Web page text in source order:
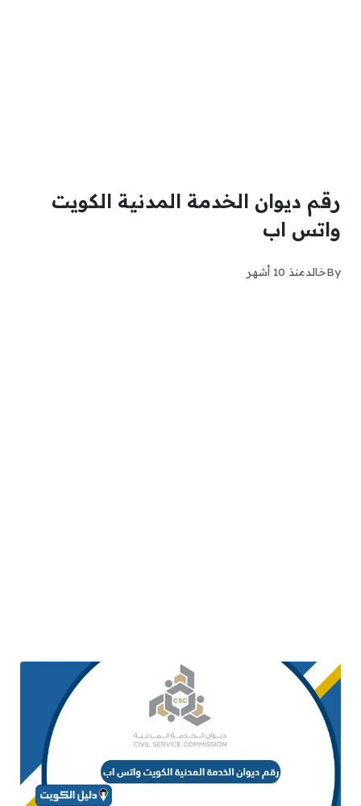
رقم ديوان الخدمة المدنية الكويت
واتس اب
Byخالدمنذ 10 أشهر